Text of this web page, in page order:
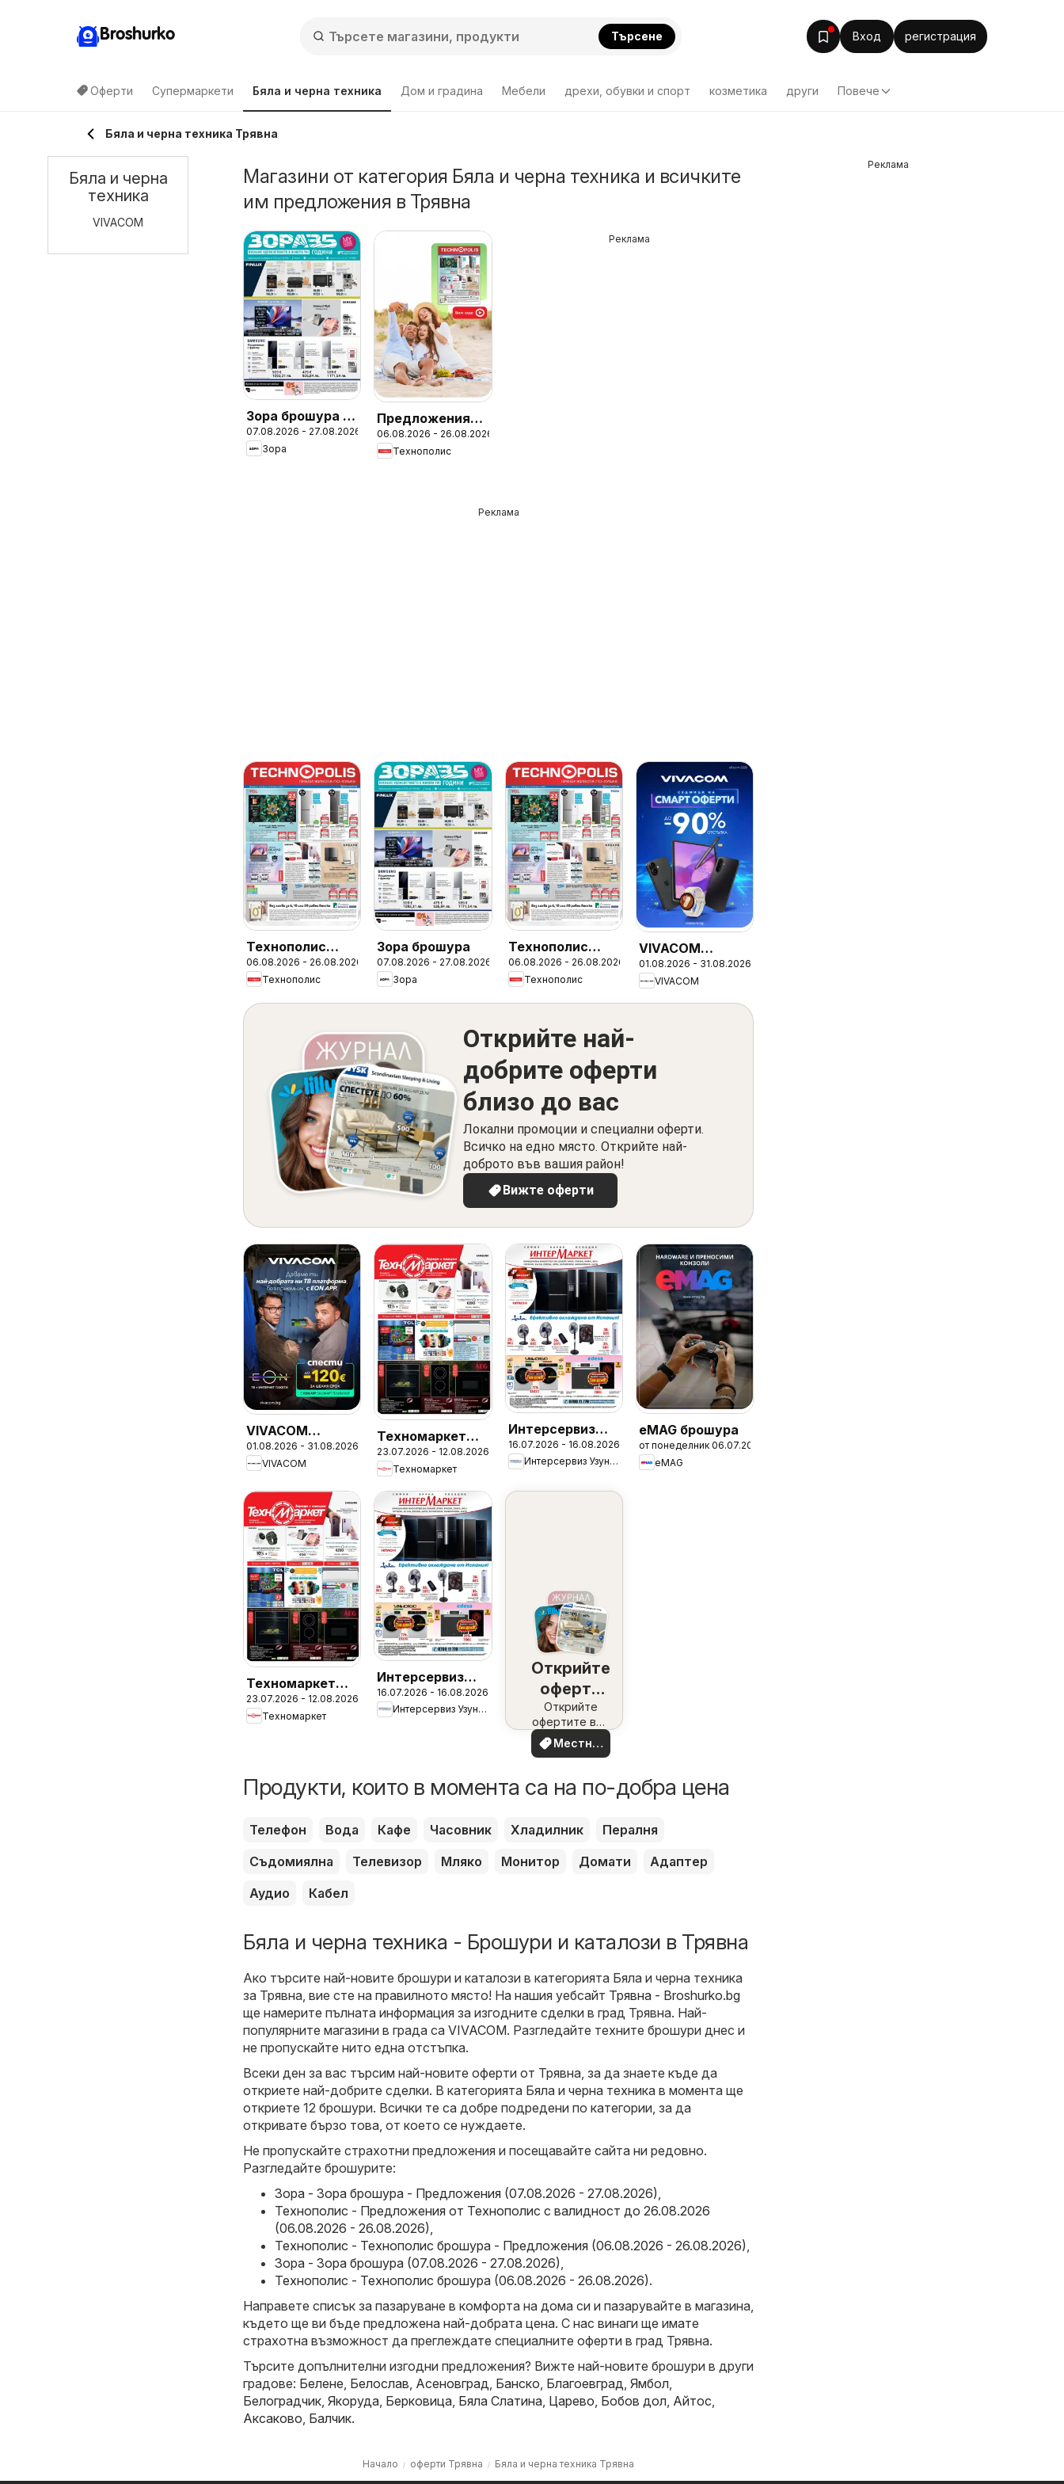
Broshurko Търсене Вход регистрация
Оферти Супермаркети Бяла и черна техника Дом и градина Мебели дрехи, обувки и спорт козметика други Повече
Бяла и черна техника Трявна
Магазини от категория Бяла и черна техника и всичките
им предложения в Трявна
Зора брошура -
Предложения
07.08.2026 - 27.08.2026
Зора
Предложения
от Технополис с
валидност до
06.08.2026 - 26.08.2026
Технополис
Реклама
Реклама
Технополис
брошура -
Предложения
06.08.2026 - 26.08.2026
Технополис
Зора брошура
07.08.2026 - 27.08.2026
Зора
Технополис
брошура
06.08.2026 - 26.08.2026
Технополис
VIVACOM
брошура
01.08.2026 - 31.08.2026
VIVACOM
Открийте най-
добрите оферти
близо до вас
Локални промоции и специални оферти.
Всичко на едно място. Открийте най-
доброто във вашия район!
Вижте оферти
VIVACOM
брошура - Eon
01.08.2026 - 31.08.2026
VIVACOM
Техномаркет
брошура
23.07.2026 - 12.08.2026
Техномаркет
Интерсервиз
Узунови
брошура
16.07.2026 - 16.08.2026
Интерсервиз Узунови
eMAG брошура
от понеделник 06.07.2026
eMAG
Техномаркет
брошура -
Зареди с
23.07.2026 - 12.08.2026
Техномаркет
Интерсервиз
Узунови
брошура -
16.07.2026 - 16.08.2026
Интерсервиз Узунови
Открийте
оферти
наблизо
Открийте
офертите във
вашия район
Местни
оферти
Продукти, които в момента са на по-добра цена
Телефон Вода Кафе Часовник Хладилник
Пералня
Съдомиялна
Телевизор Мляко Монитор Домати
Адаптер
Аудио
Кабел
Бяла и черна техника - Брошури и каталози в Трявна
Ако търсите най-новите брошури и каталози в категорията Бяла и черна техника
за Трявна, вие сте на правилното място! На нашия уебсайт Трявна - Broshurko.bg
ще намерите пълната информация за изгодните сделки в град Трявна. Най-
популярните магазини в града са VIVACOM. Разгледайте техните брошури днес и
не пропускайте нито една отстъпка.
Всеки ден за вас търсим най-новите оферти от Трявна, за да знаете къде да
откриете най-добрите сделки. В категорията Бяла и черна техника в момента ще
откриете 12 брошури. Всички те са добре подредени по категории, за да
откривате бързо това, от което се нуждаете.
Не пропускайте страхотни предложения и посещавайте сайта ни редовно.
Разгледайте брошурите:
Зора - Зора брошура - Предложения (07.08.2026 - 27.08.2026),
Технополис - Предложения от Технополис с валидност до 26.08.2026
(06.08.2026 - 26.08.2026),
Технополис - Технополис брошура - Предложения (06.08.2026 - 26.08.2026),
Зора - Зора брошура (07.08.2026 - 27.08.2026),
Технополис - Технополис брошура (06.08.2026 - 26.08.2026).
Направете списък за пазаруване в комфорта на дома си и пазарувайте в магазина,
където ще ви бъде предложена най-добрата цена. С нас винаги ще имате
страхотна възможност да преглеждате специалните оферти в град Трявна.
Търсите допълнителни изгодни предложения? Вижте най-новите брошури в други
градове: Белене, Белослав, Асеновград, Банско, Благоевград, Ямбол,
Белоградчик, Якоруда, Берковица, Бяла Слатина, Царево, Бобов дол, Айтос,
Аксаково, Балчик.
Начало оферти Трявна Бяла и черна техника Трявна
Бяла и черна
техника
VIVACOM
Реклама